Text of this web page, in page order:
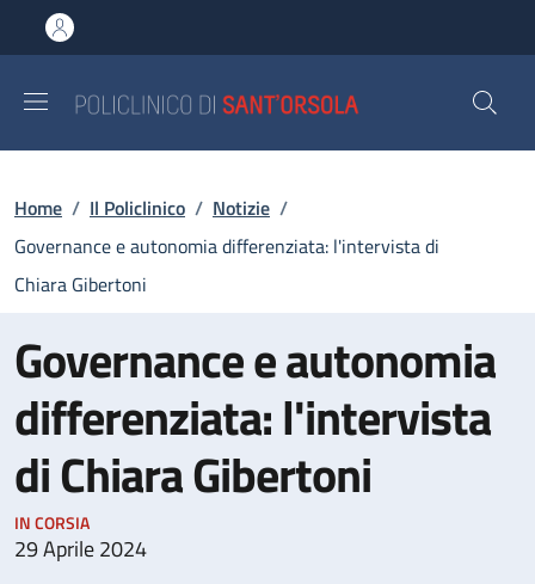
al contenuto principale
to footer content
Briciole di pane
Home / Il Policlinico / Notizie /
Governance e autonomia differenziata: l'intervista di
Chiara Gibertoni
Governance e autonomia
differenziata: l'intervista
di Chiara Gibertoni
IN CORSIA
29 Aprile 2024